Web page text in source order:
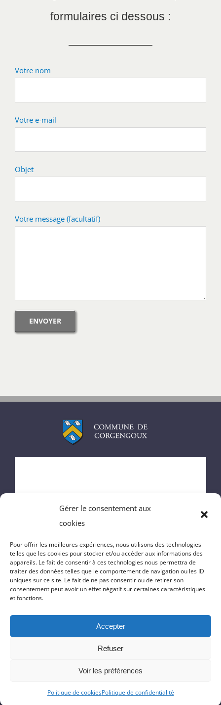
Gérer le consentement aux
cookies
Pour offrir les meilleures expériences, nous utilisons des technologies
telles que les cookies pour stocker et/ou accéder aux informations des
appareils. Le fait de consentir à ces technologies nous permettra de
traiter des données telles que le comportement de navigation ou les ID
uniques sur ce site. Le fait de ne pas consentir ou de retirer son
consentement peut avoir un effet négatif sur certaines caractéristiques
et fonctions.
Accepter
Refuser
Voir les préférences
Politique de cookiesPolitique de confidentialité
formulaires ci dessous :
Votre nom
Votre e-mail
Objet
Votre message (facultatif)
VIE DU VILLAGE
VIE PRATIQUE
CONTACT